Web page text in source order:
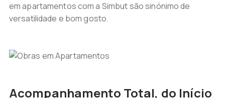
em apartamentos com a Simbut são sinónimo de
versatilidade e bom gosto.
Acompanhamento Total, do Início